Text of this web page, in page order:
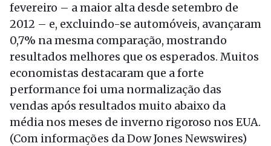
fevereiro – a maior alta desde setembro de
2012 – e, excluindo-se automóveis, avançaram
0,7% na mesma comparação, mostrando
resultados melhores que os esperados. Muitos
economistas destacaram que a forte
performance foi uma normalização das
vendas após resultados muito abaixo da
média nos meses de inverno rigoroso nos EUA.
(Com informações da Dow Jones Newswires)